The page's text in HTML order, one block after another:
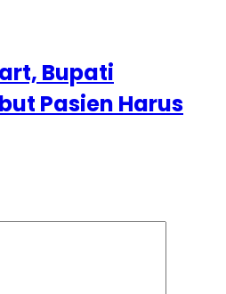
Bupati
Pasien Harus